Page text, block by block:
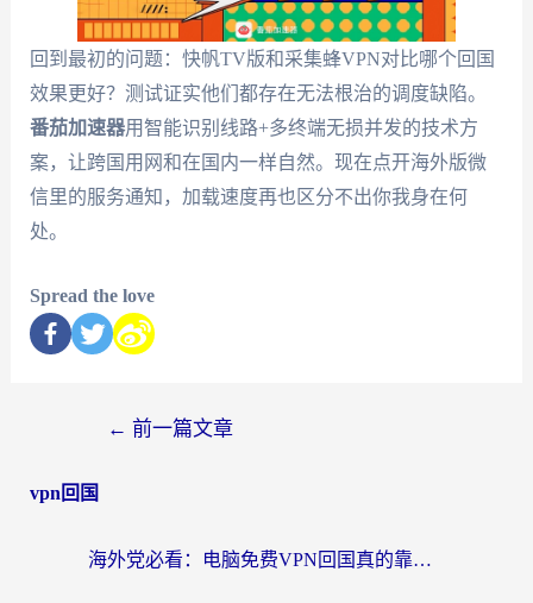
回到最初的问题：快帆TV版和采集蜂VPN对比哪个回国
效果更好？测试证实他们都存在无法根治的调度缺陷。
番茄加速器用智能识别线路+多终端无损并发的技术方
案，让跨国用网和在国内一样自然。现在点开海外版微
信里的服务通知，加载速度再也区分不出你我身在何
处。
Spread the love
← 前一篇文章
vpn回国
海外党必看：电脑免费VPN回国真的靠谱吗？附实测对比与最优方案指南